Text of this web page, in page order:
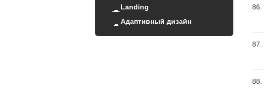
Landing
Адаптивный дизайн
86.
87.
88.